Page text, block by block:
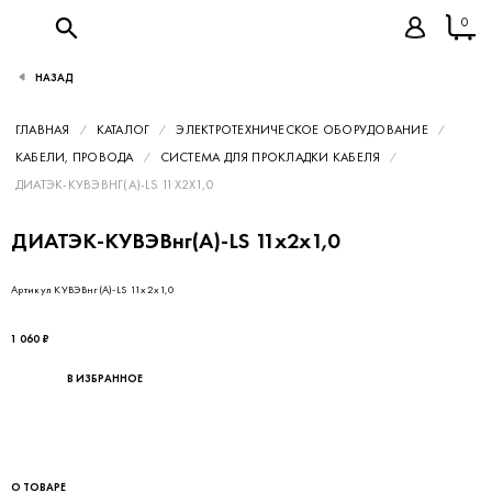
0
ГЛАВНАЯ КАТАЛОГ
ЭЛЕКТРОТЕХНИЧЕСКОЕ ОБОРУДОВАНИЕ
КАБЕЛИ, ПРОВОДА
СИСТЕМА ДЛЯ ПРОКЛАДКИ КАБЕЛЯ
ДИАТЭК-КУВЭВНГ(А)-LS 11Х2Х1,0
ДИАТЭК-КУВЭВнг(А)-LS 11х2х1,0
Артикул КУВЭВнг(А)-LS 11х2х1,0
1 060 ₽
В ИЗБРАННОЕ
О ТОВАРЕ
НАЗАД